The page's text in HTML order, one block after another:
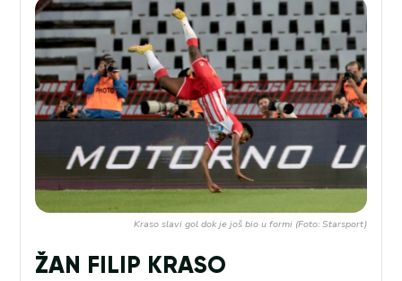
Kraso slavi gol dok je još bio u formi (Foto: Starsport)
ŽAN FILIP KRASO